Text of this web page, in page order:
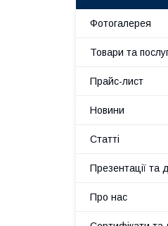
Фотогалерея
Товари та
Прайс-лист
Новини
Статті
Презентації та
Про нас